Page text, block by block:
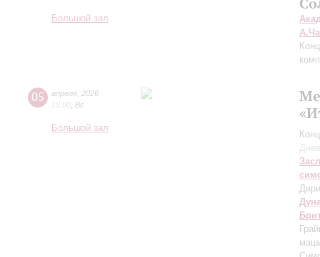
Большой зал
05 апреля 2026
15:00 Вс
Большой зал